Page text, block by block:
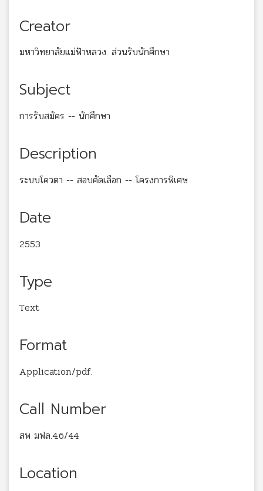
Creator
มหาวิทยาลัยแม่ฟ้าหลวง. ส่วนรับนักศึกษา
Subject
การรับสมัคร -- นักศึกษา
Description
ระบบโควตา -- สอบคัดเลือก -- โครงการพิเศษ
Date
2553
Type
Text
Format
Application/pdf.
Call Number
สพ มฟล.4.6/44
Location